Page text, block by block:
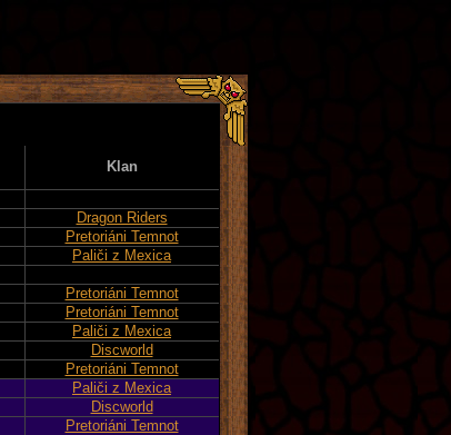
Klan
Dragon Riders
Pretoriáni Temnot
Paliči z Mexica
Pretoriáni Temnot
Pretoriáni Temnot
Paliči z Mexica
Discworld
Pretoriáni Temnot
Paliči z Mexica
Discworld
Pretoriáni Temnot